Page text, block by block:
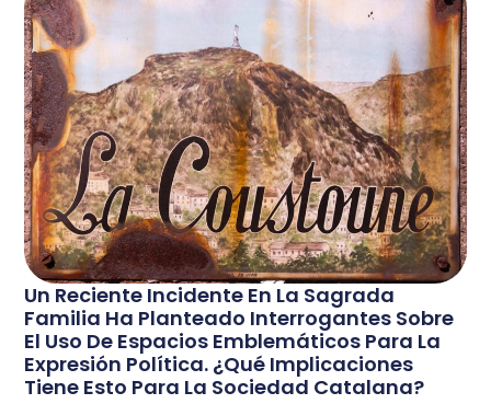
Un Reciente Incidente En La Sagrada
Familia Ha Planteado Interrogantes Sobre
El Uso De Espacios Emblemáticos Para La
Expresión Política. ¿Qué Implicaciones
Tiene Esto Para La Sociedad Catalana?